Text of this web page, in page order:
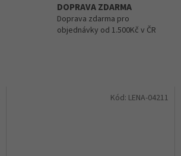
DOPRAVA ZDARMA
Doprava zdarma pro
objednávky od 1.500Kč v ČR
Kód: LENA-04211